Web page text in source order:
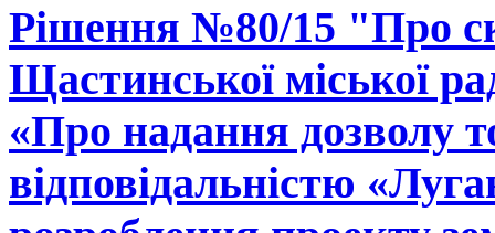
Рішення №80/15 "Про
Щастинської міської
«Про надання дозволу
відповідальністю